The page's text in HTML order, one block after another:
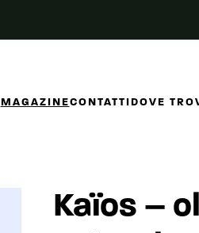
MAGAZINECONTATTIDOVE
Kaïos –